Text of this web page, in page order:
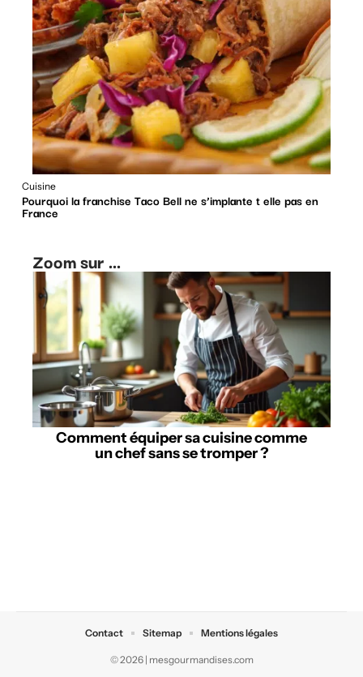
Cuisine
Pourquoi la franchise Taco Bell ne s’implante t elle pas en
France
Zoom sur ...
Comment équiper sa cuisine comme
un chef sans se tromper ?
© 2026 | mesgourmandises.com
Contact Sitemap Mentions légales